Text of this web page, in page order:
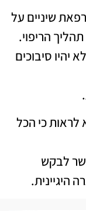
שיניים על
הריפוי.
יהיו סיבוכים
כי הכל
לבקש
היגיינית.